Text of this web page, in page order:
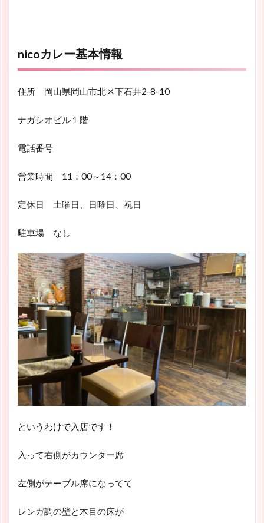
nicoカレー基本情報
住所 岡山県岡山市北区下石井2-8-10
ナガシオビル１階
電話番号
営業時間 11：00～14：00
定休日 土曜日、日曜日、祝日
駐車場 なし
というわけで入店です！
入って右側がカウンター席
左側がテーブル席になってて
レンガ調の壁と木目の床が